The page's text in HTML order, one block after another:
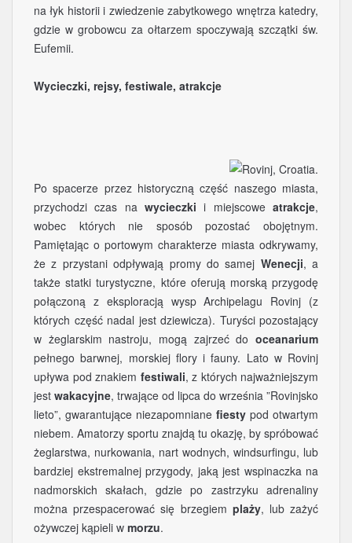
na łyk historii i zwiedzenie zabytkowego wnętrza katedry,
gdzie w grobowcu za ołtarzem spoczywają szczątki św.
Eufemii.
Wycieczki, rejsy, festiwale, atrakcje
Po spacerze przez historyczną część naszego miasta,
przychodzi czas na wycieczki i miejscowe atrakcje,
wobec których nie sposób pozostać obojętnym.
Pamiętając o portowym charakterze miasta odkrywamy,
że z przystani odpływają promy do samej Wenecji, a
także statki turystyczne, które oferują morską przygodę
połączoną z eksploracją wysp Archipelagu Rovinj (z
których część nadal jest dziewicza). Turyści pozostający
w żeglarskim nastroju, mogą zajrzeć do oceanarium
pełnego barwnej, morskiej flory i fauny. Lato w Rovinj
upływa pod znakiem festiwali, z których najważniejszym
jest wakacyjne, trwające od lipca do września ”Rovinjsko
lieto”, gwarantujące niezapomniane fiesty pod otwartym
niebem. Amatorzy sportu znajdą tu okazję, by spróbować
żeglarstwa, nurkowania, nart wodnych, windsurfingu, lub
bardziej ekstremalnej przygody, jaką jest wspinaczka na
nadmorskich skałach, gdzie po zastrzyku adrenaliny
można przespacerować się brzegiem plaży, lub zażyć
ożywczej kąpieli w morzu.